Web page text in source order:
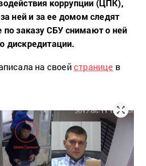
коррупции (ЦПК),
ней и за ее домом следят
по заказу СБУ снимают о ней
дискредитации.
на своей странице в